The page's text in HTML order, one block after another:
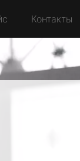
Контакты